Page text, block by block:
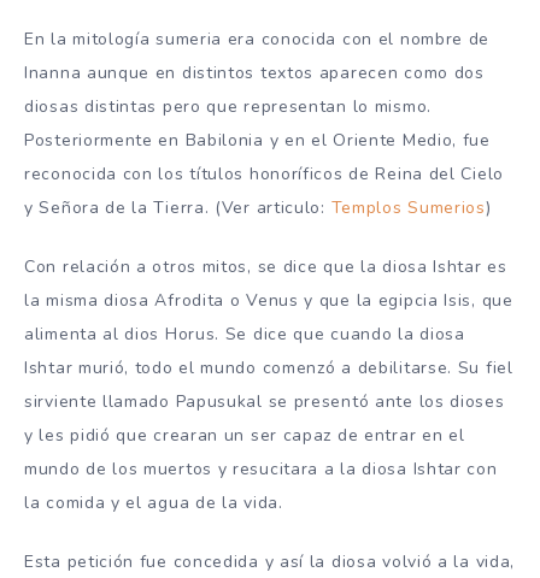
En la mitología sumeria era conocida con el nombre de
Inanna aunque en distintos textos aparecen como dos
diosas distintas pero que representan lo mismo.
Posteriormente en Babilonia y en el Oriente Medio, fue
reconocida con los títulos honoríficos de Reina del Cielo
y Señora de la Tierra. (Ver articulo: Templos Sumerios)
Con relación a otros mitos, se dice que la diosa Ishtar es
la misma diosa Afrodita o Venus y que la egipcia Isis, que
alimenta al dios Horus. Se dice que cuando la diosa
Ishtar murió, todo el mundo comenzó a debilitarse. Su fiel
sirviente llamado Papusukal se presentó ante los dioses
y les pidió que crearan un ser capaz de entrar en el
mundo de los muertos y resucitara a la diosa Ishtar con
la comida y el agua de la vida.
Esta petición fue concedida y así la diosa volvió a la vida,